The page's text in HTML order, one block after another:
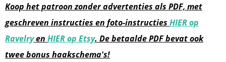
Koop het patroon zonder advertenties als PDF, met
geschreven instructies en foto-instructies HIER op
Ravelryen HIER op Etsy. De betaalde PDF bevat ook
twee bonus haakschema's!